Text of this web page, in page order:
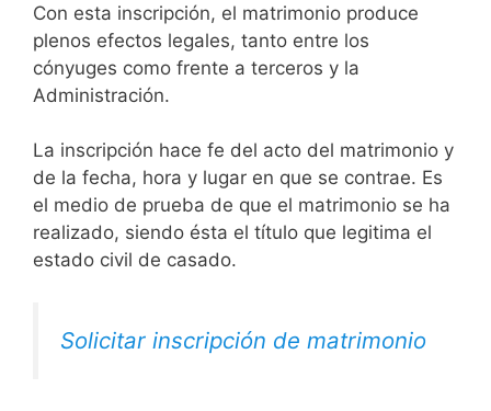
Con esta inscripción, el matrimonio produce
plenos efectos legales, tanto entre los
cónyuges como frente a terceros y la
Administración.
La inscripción hace fe del acto del matrimonio y
de la fecha, hora y lugar en que se contrae. Es
el medio de prueba de que el matrimonio se ha
realizado, siendo ésta el título que legitima el
estado civil de casado.
Solicitar inscripción de matrimonio